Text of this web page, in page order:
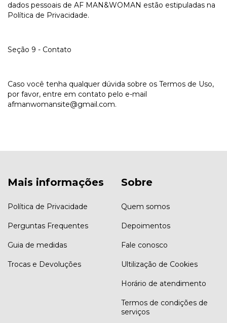
dados pessoais de AF MAN&WOMAN estão estipuladas na
Política de Privacidade.
Seção 9 - Contato
Caso você tenha qualquer dúvida sobre os Termos de Uso,
por favor, entre em contato pelo e-mail
afmanwomansite@gmail.com.
Mais informações
Política de Privacidade
Perguntas Frequentes
Guia de medidas
Trocas e Devoluções
Sobre
Quem somos
Depoimentos
Fale conosco
Ultilização de Cookies
Horário de atendimento
Termos de condições de
serviços